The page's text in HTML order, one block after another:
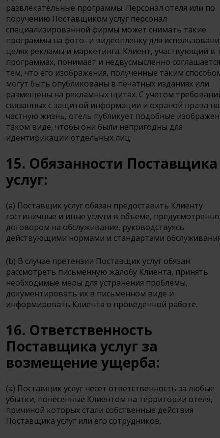
развлекательные программы. Персонал отеля или по
поручению Поставщиком услуг персонал
специализированной фирмы может снимать такие
программы на фото- и видеопленку для
целях рекламы и маркетинга. Клиент, участвующий в
программах, понимает и недвусмысленно
тем, что его изображения, полученные таким
могут быть опубликованы в печатных изданиях или
размещены на рекламных щитах. С учетом
связанных с защитой информации и охраной права на
частную жизнь, отель публикует подобные
таком виде, чтобы они были непригодны для
идентификации отдельных лиц.
15. Обязанности Поставщика
услуг:
(a) Поставщик услуг обязан предоставить Клиенту
гостиничные и иные услуги в объеме,
договором на обслуживание, руководствуясь
действующими нормами и стандартами
(b) В случае претензии Поставщик услуг обязан
рассмотреть письменную жалобу Клиента, принять
необходимые меры для устранения проблемы,
документировать их в письменном виде и
информировать Клиента о проведенной работе.
16. Ответственность
Поставщика услуг за
возмещение ущерба:
(a) Поставщик услуг несет ответственность за любые
убытки, понесенные Клиентом на территории отеля,
причиной которых стали собственные действия
Поставщика услуг или его сотрудников.